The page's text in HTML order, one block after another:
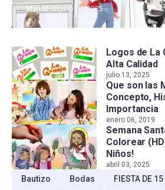
MamaFlorjulio 13, 2025
Logos de La
Alta Calidad
julio 13, 2025
Que son las
Concepto,
Importancia
enero 06, 2019
Semana
Colorear
Niños!
abril 03, 2025
Bautizo Bodas
FIESTA DE 15